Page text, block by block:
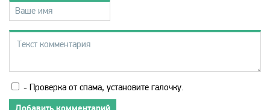
Viasat Sport
VIP Comedy
VIP Megahit
- Проверка от спама, установите галочку.